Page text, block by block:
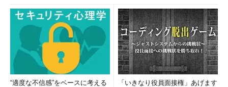
“適度な不信感”をベースに考える
「いきなり役員面接権」あげます